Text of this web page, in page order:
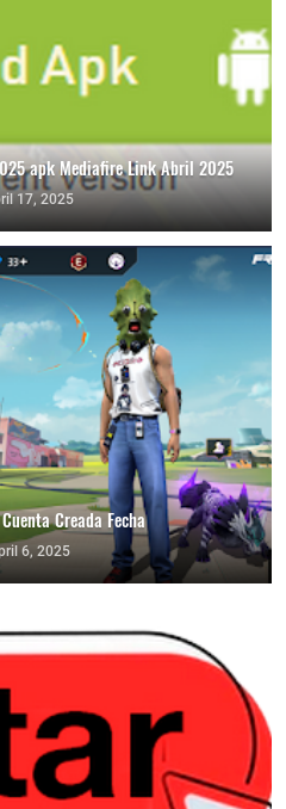
apk Mediafire Link Abril 2025
17, 2025
Creada Fecha
6, 2025